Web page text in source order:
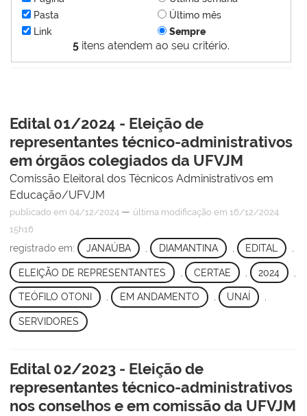
5 itens atendem ao seu critério.
Pasta
Link
Último mês
Sempre
Edital 01/2024 - Eleição de
representantes técnico-administrativos
em órgãos colegiados da UFVJM
Comissão Eleitoral dos Técnicos Administrativos em
Educação/UFVJM
publicado em 04/12/2024 — última modificação em 16/12/2024
15h16
registrado em: JANAÚBA DIAMANTINA EDITAL
ELEIÇÃO DE REPRESENTANTES CERTAE 2024
TEÓFILO OTONI , EM ANDAMENTO , UNAÍ ,
SERVIDORES
Edital 02/2023 - Eleição de
representantes técnico-administrativos
nos conselhos e em comissão da UFVJM